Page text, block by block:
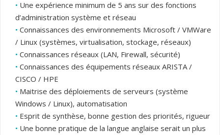
Une expérience minimum de 5 ans sur des fonctions
d’administration système et réseau
Connaissances des environnements Microsoft / VMWare
/ Linux (systèmes, virtualisation, stockage, réseaux)
Connaissances réseaux (LAN, Firewall, sécurité)
Connaissances des équipements réseaux ARISTA /
CISCO / HPE
Maitrise des déploiements de serveurs (système
Windows / Linux), automatisation
Esprit de synthèse, bonne gestion des priorités, rigueur
Une bonne pratique de la langue anglaise serait un plus